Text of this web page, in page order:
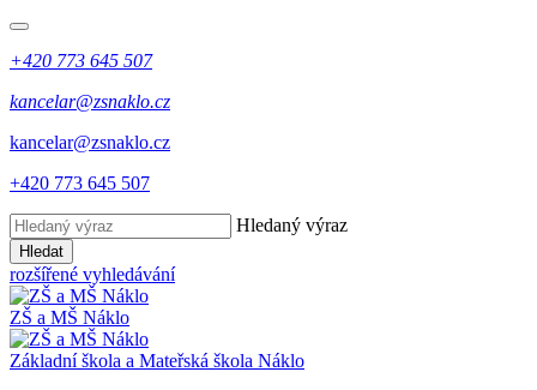
+420 773 645 507
kancelar@zsnaklo.cz
kancelar@zsnaklo.cz
+420 773 645 507
Hledaný výraz
Hledat
rozšířené vyhledávání
ZŠ a MŠ Náklo
Základní škola a Mateřská škola Náklo